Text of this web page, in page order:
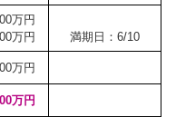
万円
万円
満期日：6/10
万円
万円